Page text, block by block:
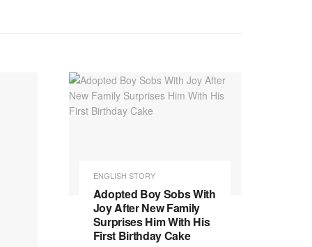
ENGLISH STORY
Adopted Boy Sobs With
Joy After New Family
Surprises Him With His
First Birthday Cake